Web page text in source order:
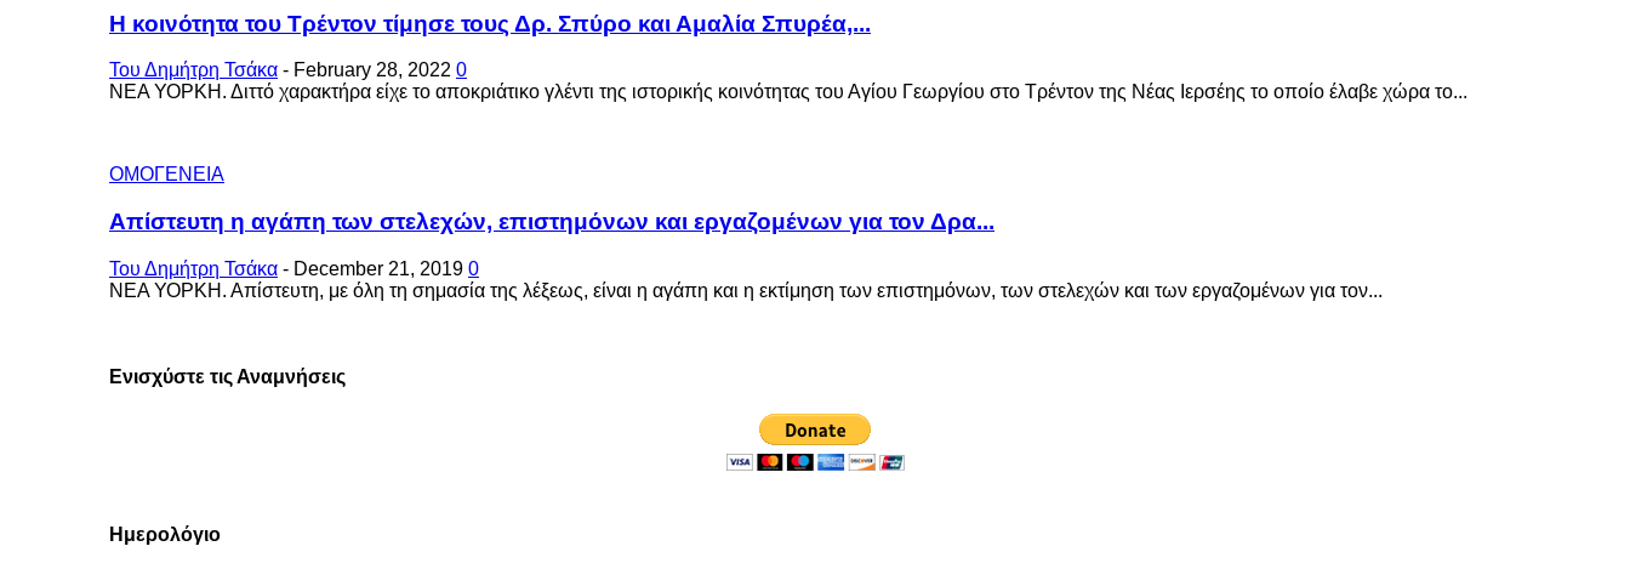
Η κοινότητα του Τρέντον τίμησε τους Δρ. Σπύρο και Αμαλία Σπυρέα,...
Του Δημήτρη Τσάκα - February 28, 2022 0
ΝΕΑ ΥΟΡΚΗ. Διττό χαρακτήρα είχε το αποκριάτικο γλέντι της ιστορικής κοινότητας του Αγίου Γεωργίου στο Τρέντον της Νέας Ιερσέης το οποίο έλαβε χώρα το...
ΟΜΟΓΕΝΕΙΑ
Απίστευτη η αγάπη των στελεχών, επιστημόνων και εργαζομένων για τον Δρα...
Του Δημήτρη Τσάκα - December 21, 2019 0
ΝΕΑ ΥΟΡΚΗ. Απίστευτη, με όλη τη σημασία της λέξεως, είναι η αγάπη και η εκτίμηση των επιστημόνων, των στελεχών και των εργαζομένων για τον...
Ενισχύστε τις Αναμνήσεις
Ημερολόγιο